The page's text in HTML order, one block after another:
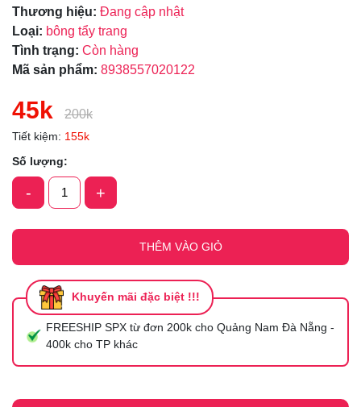
Thương hiệu: Đang cập nhật
Loại: bông tẩy trang
Tình trạng: Còn hàng
Mã sản phẩm: 8938557020122
45k 200k
Tiết kiệm: 155k
Số lượng:
- +
THÊM VÀO GIỎ
Khuyến mãi đặc biệt !!!
FREESHIP SPX từ đơn 200k cho Quảng Nam Đà Nẵng -
400k cho TP khác